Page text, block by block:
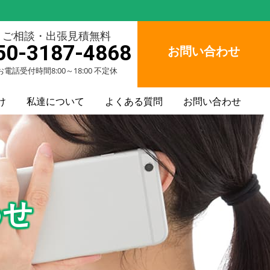
ご相談・出張見積無料
3187-4868
電話受付時間8:00～18:00 不定休
お問い合わせ
私達について よくある質問 お問い合わせ